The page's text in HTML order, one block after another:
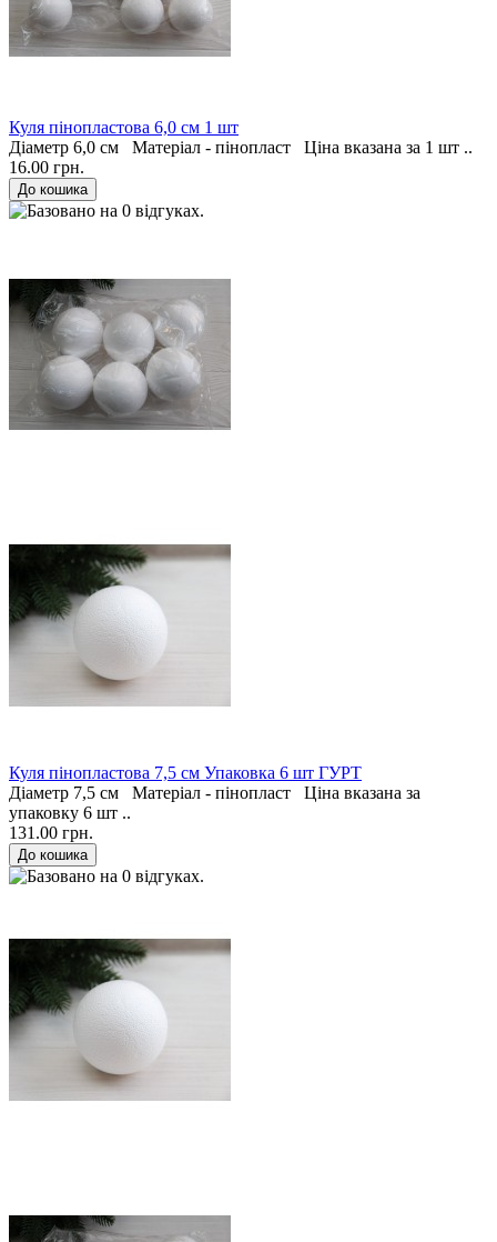
Куля пінопластова 6,0 см 1 шт
Діаметр 6,0 см Матеріал - пінопласт Ціна вказана за 1 шт ..
16.00 грн.
Куля пінопластова 7,5 см Упаковка 6 шт ГУРТ
Діаметр 7,5 см Матеріал - пінопласт Ціна вказана за
упаковку 6 шт ..
131.00 грн.